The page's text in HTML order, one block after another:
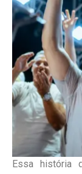
Essa história